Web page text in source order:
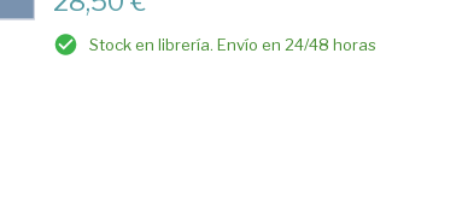
Stock en librería. Envío en 24/48 horas